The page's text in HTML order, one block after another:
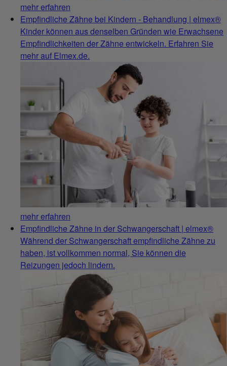
mehr erfahren
Empfindliche Zähne bei Kindern - Behandlung | elmex®
Kinder können aus denselben Gründen wie Erwachsene
Empfindlichkeiten der Zähne entwickeln. Erfahren Sie
mehr auf Elmex.de.
mehr erfahren
Empfindliche Zähne in der Schwangerschaft | elmex®
Während der Schwangerschaft empfindliche Zähne zu
haben, ist vollkommen normal, Sie können die
Reizungen jedoch lindern.